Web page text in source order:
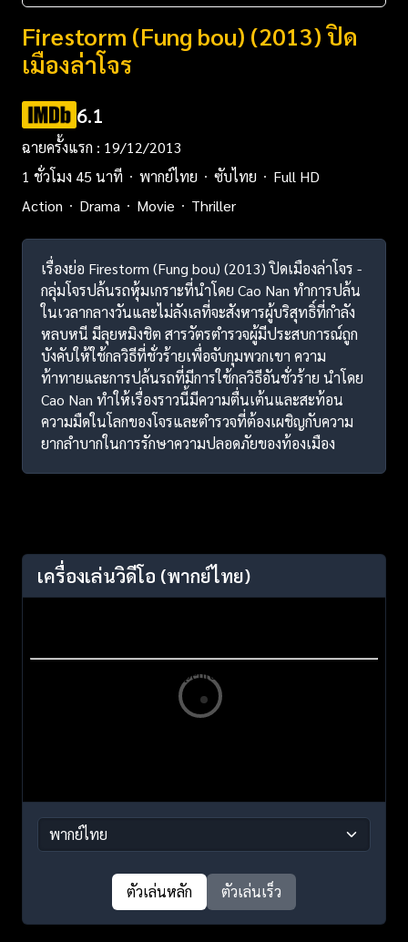
Firestorm (Fung bou) (2013) ปิด
เมืองล่าโจร
6.1
ฉายครั้งแรก : 19/12/2013
1 ชั่วโมง 45 นาที
พากย์ไทย ซับไทย
Full HD
Action
Drama Movie Thriller
เรื่องย่อ Firestorm (Fung bou) (2013) ปิดเมืองล่าโจร -
กลุ่มโจรปล้นรถหุ้มเกราะที่นำโดย Cao Nan ทำการปล้น
ในเวลากลางวันและไม่ลังเลที่จะสังหารผู้บริสุทธิ์ที่กำลัง
หลบหนี มีลุยหมิงชิต สารวัตรตำรวจผู้มีประสบการณ์ถูก
บังคับให้ใช้กลวิธีที่ชั่วร้ายเพื่อจับกุมพวกเขา ความ
ท้าทายและการปล้นรถที่มีการใช้กลวิธีอันชั่วร้าย นำโดย
Cao Nan ทำให้เรื่องราวนี้มีความตื่นเต้นและสะท้อน
ความมืดในโลกของโจรและตำรวจที่ต้องเผชิญกับความ
ยากลำบากในการรักษาความปลอดภัยของท้องเมือง
เครื่องเล่นวิดีโอ (พากย์ไทย)
ตัวเล่นหลัก ตัวเล่นเร็ว